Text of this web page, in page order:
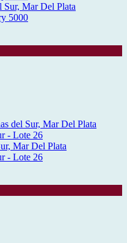
Sur, Mar Del Plata
5000
Mar Del Plata
- Lote 26